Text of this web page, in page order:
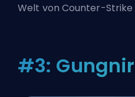
Welt von Counter-Strike
#3: